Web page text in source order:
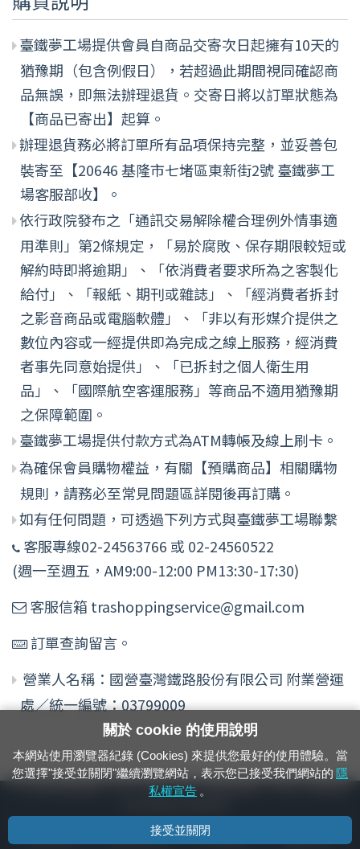
臺鐵夢工場提供會員自商品交寄次日起擁有10天的
猶豫期（包含例假日），若超過此期間視同確認商
品無誤，即無法辦理退貨。交寄日將以訂單狀態為
【商品已寄出】起算。
辦理退貨務必將訂單所有品項保持完整，並妥善包
裝寄至【20646 基隆市七堵區東新街2號 臺鐵夢工
場客服部收】。
依行政院發布之「通訊交易解除權合理例外情事適
用準則」第2條規定，「易於腐敗、保存期限較短或
解約時即將逾期」、「依消費者要求所為之客製化
給付」、「報紙、期刊或雜誌」、「經消費者拆封
之影音商品或電腦軟體」、「非以有形媒介提供之
數位內容或一經提供即為完成之線上服務，經消費
者事先同意始提供」、「已拆封之個人衛生用
品」、「國際航空客運服務」等商品不適用猶豫期
之保障範圍。
臺鐵夢工場提供付款方式為ATM轉帳及線上刷卡。
為確保會員購物權益，有關【預購商品】相關購物
規則，請務必至常見問題區詳閱後再訂購。
如有任何問題，可透過下列方式與臺鐵夢工場聯繫
客服專線02-24563766 或 02-24560522
(週一至週五，AM9:00-12:00 PM13:30-17:30)
客服信箱 trashoppingservice@gmail.com
訂單查詢留言。
營業人名稱：國營臺灣鐵路股份有限公司 附業營運
處／統一編號：03799009
24小時緊急通報電話：1933（市話、手機，僅限發現軌道、平交道、橋樑及隧
資通安全政策 著作權聲明
關於 cookie 的使用說明
本網站使用瀏覽器紀錄 (Cookies) 來提供您最好的使用體驗。當
您選擇"接受並關閉"繼續瀏覽網站，表示您已接受我們網站的 隱
私權宣告 。
接受並關閉